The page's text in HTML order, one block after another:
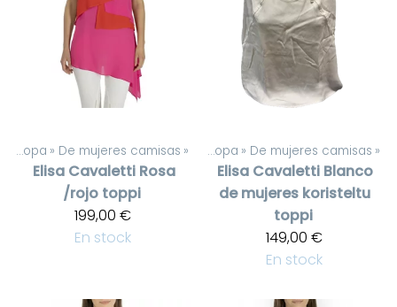
De mujeres ropa ‪» De mujeres camisas ‪»
Elisa Cavaletti Rosa
/rojo toppi
199,00 €
En stock
Productos ‪» De mujeres ropa ‪» De mujeres camisas ‪»
Elisa Cavaletti Blanco
de mujeres koristeltu
toppi
149,00 €
En stock